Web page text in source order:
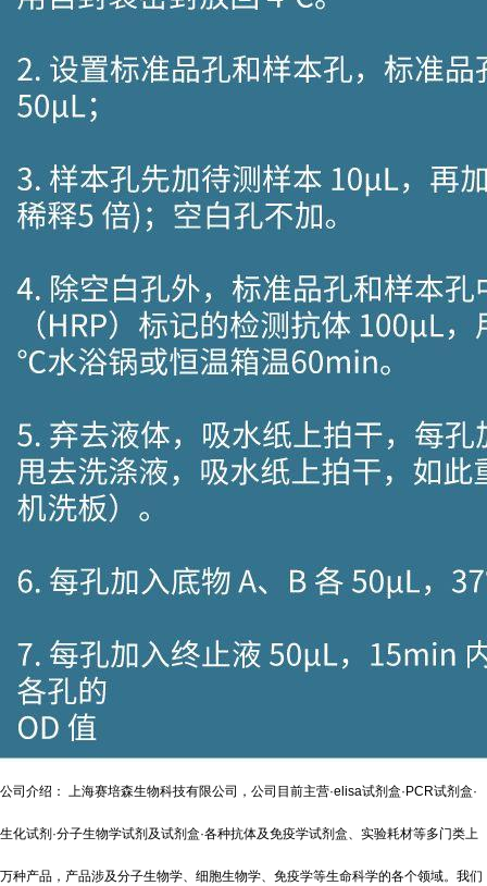
公司介绍： 上海赛培森生物科技有限公司，公司目前主营·elisa试剂盒·PCR试剂盒·
生化试剂·分子生物学试剂及试剂盒·各种抗体及免疫学试剂盒、实验耗材等多门类上
万种产品，产品涉及分子生物学、细胞生物学、免疫学等生命科学的各个领域。我们